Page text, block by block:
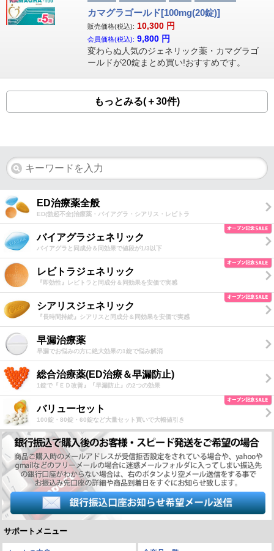
カマグラゴールド[100mg(20錠)]
販売価格(税込): 10,300 円
会員価格(税込): 9,800 円
変わらぬ人気のジェネリック薬・カマグラゴ
ールドが20錠まとめ買い!おすすめです。
もっとみる(＋30件)
ED治療薬全般
ED(勃起不全)治療薬・バイアグラ・シアリス・レビトラ
バイアグラジェネリック
バイアグラと同成分＆同効果で値段が1/3以下
レビトラジェネリック
『即効性』レビトラと同成分＆同効果を安価で実感
シアリスジェネリック
『長時間持続』シアリスと同成分＆同効果を安価で実感
早漏治療薬
早漏でお悩みの方に絶大効果の1錠で悩み解消
総合治療薬(ED治療＆早漏防止)
1錠で『ＥＤ改善』『早漏防止』の2つの効果
バリューセット
100錠・80錠・60錠など大量セット買いで大幅値引き
サポートメニュー